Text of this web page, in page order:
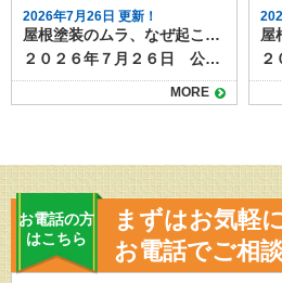
2026年7月26日 更新！
屋根塗装のムラ、なぜ起こる？原因と防ぐためのポイント
２０２６年７月２６日 公開 屋根塗装を行ったあとに表面の色や艶が均一でないと、見た目の美しさが損なわれるだけでなく、塗膜性能にも影響が出る場合があります。ムラは施工不良のサインであることも多く、早めの原因特定と対策が大切です。 本記事では屋根塗装のムラが発生する原因と、防ぐための基本的なポイントを解説します。 目次屋根塗装にムラが出る主な原因下地処理不足塗料の攪拌不足塗り重ねのタイミング不適切塗布量や塗り方の不均一天候や気温の影響屋根塗装のムラを防ぐための対策ムラを放置するとどうなる？まとめ 屋根塗装にムラが出る主な原因 屋根塗装のムラは、単に見た目だけの問題ではなく、塗膜の厚みや密着性に関わることもあります。代表的な原因は次の通りです。 下地処理不足 屋根表面の汚れや古い塗膜、コケ・カビなどをきちんと除去せずに塗装を始めると、塗料が均一に密着せずムラが発生します。塗装前の下地処理として高圧洗浄作業を必ず行うことが重要です。 塗料の攪拌不足 塗料は成分が沈殿しやすく、十分に混ぜないまま使用すると色味や艶が一定にならず、見た目に差が出ます。使用前にしっかりと撹拌し最大限の性能が発揮できるように準備します。 塗り重ねのタイミング不適切 下塗りや中塗りが完全に乾く前に次の工程を行う、または逆に放置しすぎると密着不良や色ムラが起こりやすくなります。 塗布量や塗り方の不均一 ローラーやスプレーの動かし方、塗料の付け方が一定でない場合、部分的に塗膜が薄くなったり厚くなったりします。職人の熟練度が出る手作業ならではの理由ですね。 天候や気温の影響 直射日光や強風、高温・低温など施工環境が悪いと、塗料の乾き方が不均一になりムラにつながります。夏の暑さで塗料が早く乾きすぎることもムラの原因の１つになるといわれています。 屋根塗装のムラを防ぐための対策 塗装のムラを防ぐには、施工前の準備から塗装中の管理まで丁寧な作業が欠かせません。 高圧洗浄やケレン作業で下地を清潔にする 塗料は規定通りしっかり攪拌してから使用する メーカーが定める乾燥時間を守って塗り重ねる 塗布量を均一にし、道具の動かし方も一定に保つ 天候や気温が安定した日に施工を行う 熟練の職人が最終的に全体の仕上がりをチェックする これらはすべて塗装工事のおける基本的な内容ばかりですが、仕上がりや耐久性を左右するとっても重要なことです。 いくらよい塗料を使っても、基本的な工程や注意点をおろそかにしてしまうと、期待していたような高耐久や仕上がり映えることができません。 ムラを放置するとどうなる？ 軽度の色ムラは機能面に大きく影響しない場合もありますが、塗膜の密着不良や塗り残しを伴っている場合は劣化が早まる恐れがあります。早ければ数年以内に剥がれや膨れが起き、再塗装が必要になることもあります。ムラが気になったら、早めに施工業者へ確認を依頼しましょう。 まとめ 屋根塗装のムラは、下地処理不足や塗料の扱い方、施工環境などの複合的な要因で発生します。施工前の準備を徹底し、メーカー仕様に沿った丁寧な作業を行うことで防ぐことが可能です。仕上がりの品質は屋根の保護性能にも直結するため、信頼できる業者選びと現場管理が重要です。 塗り達では、屋根塗装のご相談を随時受付中！高品質・高耐久な屋根塗装なら塗り達にお任せください！
MORE
お電話の方
はこちら
まずはお気軽
お電話でご相